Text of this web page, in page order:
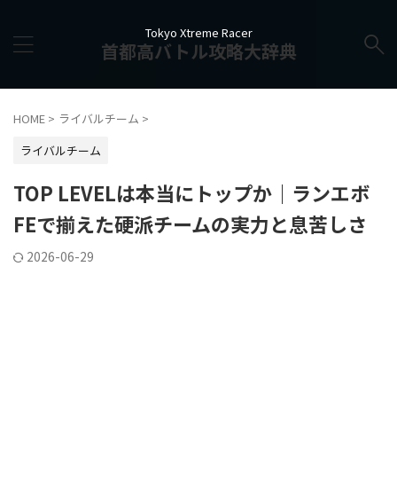
Tokyo Xtreme Racer
首都高バトル攻略大辞典
HOME > ライバルチーム >
ライバルチーム
TOP LEVELは本当にトップか｜ランエボ
FEで揃えた硬派チームの実力と息苦しさ
2026-06-29